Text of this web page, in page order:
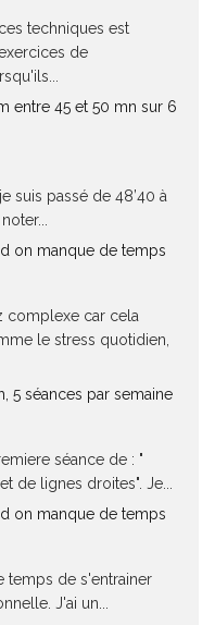
techniques est
de
entre 45 et 50 mn sur 6
suis passé de 48’40 à
on manque de temps
complexe car cela
le stress quotidien,
5 séances par semaine
séance de : "
de lignes droites". Je...
on manque de temps
temps de s'entrainer
J'ai un...